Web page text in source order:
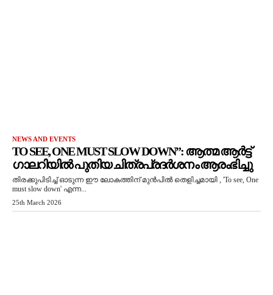
NEWS AND EVENTS
TO SEE, ONE MUST SLOW DOWN”: ആത്മ ആർട്ട്
ഗാലറിയിൽ പുതിയ ചിത്രപ്രദർശനം ആരംഭിച്ചു
തിരക്കുപിടിച്ച് ഓടുന്ന ഈ ലോകത്തിന് മുൻപിൽ തെളിച്ചമായി , 'To see, One
must slow down' എന്ന...
25th March 2026